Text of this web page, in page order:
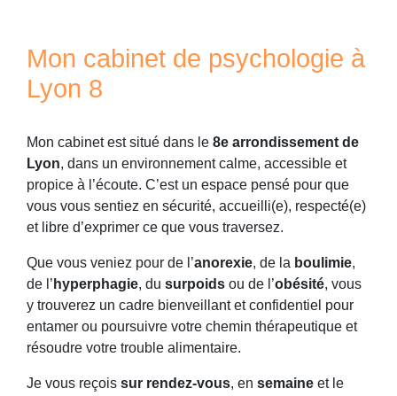
Mon cabinet de psychologie à
Lyon 8
Mon cabinet est situé dans le 8e arrondissement de
Lyon, dans un environnement calme, accessible et
propice à l’écoute. C’est un espace pensé pour que
vous vous sentiez en sécurité, accueilli(e), respecté(e)
et libre d’exprimer ce que vous traversez.
Que vous veniez pour de l’anorexie, de la boulimie,
de l’ hyperphagie, du surpoids ou de l’obésité, vous
y trouverez un cadre bienveillant et confidentiel pour
entamer ou poursuivre votre chemin thérapeutique et
résoudre votre trouble alimentaire.
Je vous reçois sur rendez-vous, en semaine et le